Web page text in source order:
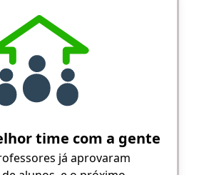
time com a gente
já aprovaram